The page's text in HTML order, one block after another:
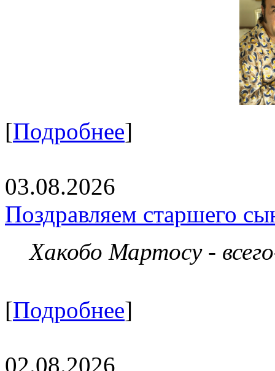
[Подробнее]
03.08.2026
Поздравляем старшего
Хакобо Мартосу -
[Подробнее]
02.08.2026